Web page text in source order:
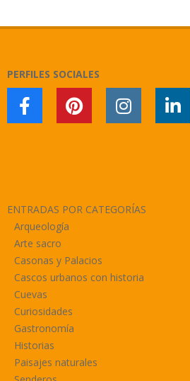
PERFILES SOCIALES
ENTRADAS POR CATEGORÍAS
Arqueología
Arte sacro
Casonas y Palacios
Cascos urbanos con historia
Cuevas
Curiosidades
Gastronomía
Historias
Paisajes naturales